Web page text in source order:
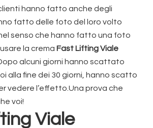
hanno fatto anche degli
fatto delle foto del loro volto
senso che hanno fatto una foto
la crema Fast Lifting Viale
alcuni giorni hanno scattato
alla fine dei 30 giorni, hanno scatto
vedere l’effetto.Una prova che
voi!
Viale